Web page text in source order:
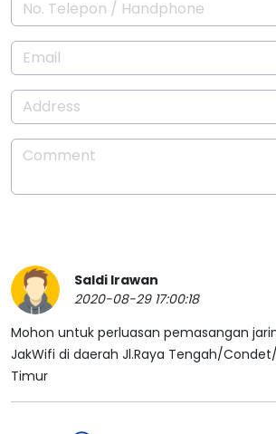
Saldi Irawan
2020-08-29 17:00:18
Mohon untuk perluasan pemasangan
JakWifi di daerah Jl.Raya Tengah/
Timur